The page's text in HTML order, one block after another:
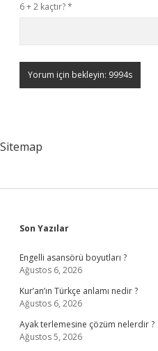
6 + 2 kaçtır?*
Sitemap
Sidebar
Son Yazılar
Engelli asansörü boyutları ?
Ağustos 6, 2026
Kur’an’ın Türkçe anlamı nedir ?
Ağustos 6, 2026
Ayak terlemesine çözüm nelerdir ?
Ağustos 5, 2026